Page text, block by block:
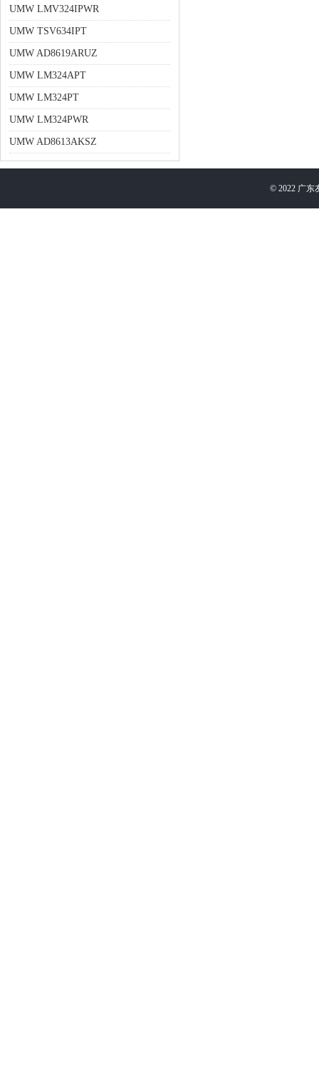
UMW LMV324IPWR
UMW TSV634IPT
UMW AD8619ARUZ
UMW LM324APT
UMW LM324PT
UMW LM324PWR
UMW AD8613AKSZ
© 2022 广东